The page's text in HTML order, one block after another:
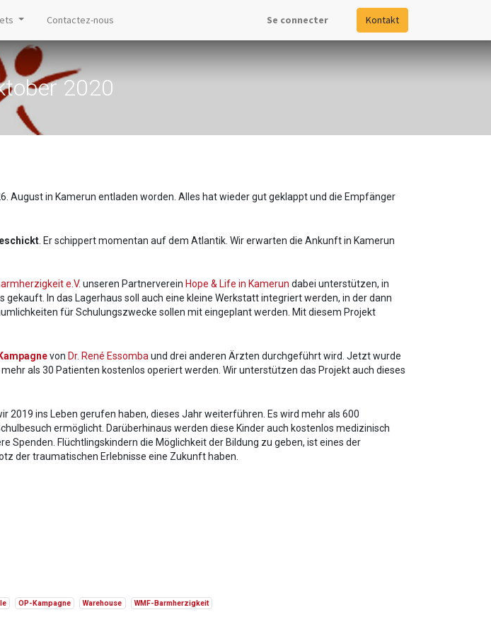
Contactez-nous Se connecter Kontakt
2020
August in Kamerun entladen worden. Alles hat wieder gut geklappt und die Empfänger
. Er schippert momentan auf dem Atlantik. Wir erwarten die Ankunft in Kamerun
e.V. unseren Partnerverein Hope & Life in Kamerun dabei unterstützen, in
gekauft. In das Lagerhaus soll auch eine kleine Werkstatt integriert werden, in der dann
für Schulungszwecke sollen mit eingeplant werden. Mit diesem Projekt
von Dr. René Essomba und drei anderen Ärzten durchgeführt wird. Jetzt wurde
als 30 Patienten kostenlos operiert werden. Wir unterstützen das Projekt auch dieses
2019 ins Leben gerufen haben, dieses Jahr weiterführen. Es wird mehr als 600
ermöglicht. Darüberhinaus werden diese Kinder auch kostenlos medizinisch
Spenden. Flüchtlingskindern die Möglichkeit der Bildung zu geben, ist eines der
der traumatischen Erlebnisse eine Zukunft haben.
OP-Kampagne Warehouse WMF-Barmherzigkeit